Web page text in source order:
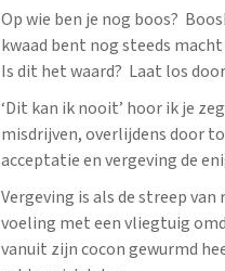
Op wie ben je nog boos?
kwaad bent nog steeds
Is dit het waard? Laat los
‘Dit kan ik nooit’ hoor ik je
misdrijven, overlijdens door
acceptatie en vergeving de
Vergeving is als de streep
voeling met een vliegtuig
vanuit zijn cocon gewurmd